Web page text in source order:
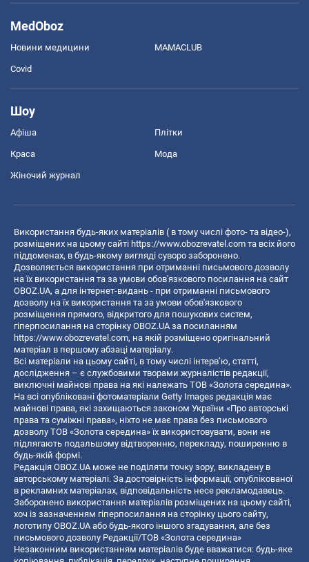
MedOboz
Новини медицини MAMACLUB
Covid
Шоу
Афіша Плітки
Краса Мода
Жіночий журнал
Використання будь-яких матеріалів ( в тому числі фото- та відео-),
розміщених на цьому сайті https://www.obozrevatel.com та всіх його
піддоменах, в будь-якому вигляді суворо заборонено.
Дозволяється використання при отриманні письмового дозволу
на їх використання та за умови обов'язкового посилання на сайт
OBOZ.UA, а для інтернет-видань - при отриманні письмового
дозволу на їх використання та за умови обов'язкового
розміщення прямого, відкритого для пошукових систем,
гіперпосилання на сторінку OBOZ.UA за посиланням
https://www.obozrevatel.com, на якій розміщено оригінальний
матеріал в першому абзаці матеріалу.
Всі матеріали на цьому сайті, в тому числі інтерв’ю, статті,
дослідження – є службовими творами журналістів редакції,
виключні майнові права на які належать ТОВ «Золота середина».
На всі опубліковані фотоматеріали Getty Images редакція має
майнові права, які захищаються законом України «Про авторські
права та суміжні права», ніхто не має права без письмового
дозволу ТОВ «Золота середина» їх використовувати, вони не
підлягають подальшому відтворенню, перекладу, поширенню в
будь-якій формі.
Редакція OBOZ.UA може не поділяти точку зору, викладену в
авторському матеріалі. За достовірність інформації, опублікованої
в рекламних матеріалах, відповідальність несе рекламодавець.
Заборонено використання матеріалів розміщених на цьому сайті,
хоч із зазначенням гіперпосилання на сторінку цього сайту,
логотипу OBOZ.UA або будь-якого іншого згадування, але без
письмового дозволу Редакції/ТОВ «Золота середина»
Незаконним використанням матеріалів буде вважатися: будь-яке